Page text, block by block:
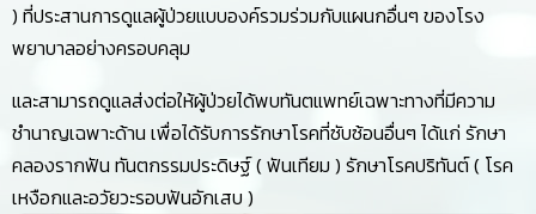
) ที่ประสานการดูแลผู้ป่วยแบบองค์รวมร่วมกับแผนกอื่นๆ ของโรง
พยาบาลอย่างครอบคลุม
และสามารถดูแลส่งต่อให้ผู้ป่วยได้พบทันตแพทย์เฉพาะทางที่มีความ
ชำนาญเฉพาะด้าน เพื่อได้รับการรักษาโรคที่ซับซ้อนอื่นๆ ได้แก่ รักษา
คลองรากฟัน ทันตกรรมประดิษฐ์ ( ฟันเทียม ) รักษาโรคปริทันต์ ( โรค
เหงือกและอวัยวะรอบฟันอักเสบ )